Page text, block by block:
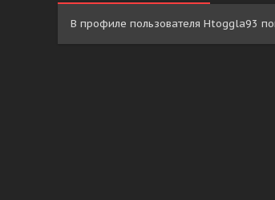
В профиле пользователя Htoggla93